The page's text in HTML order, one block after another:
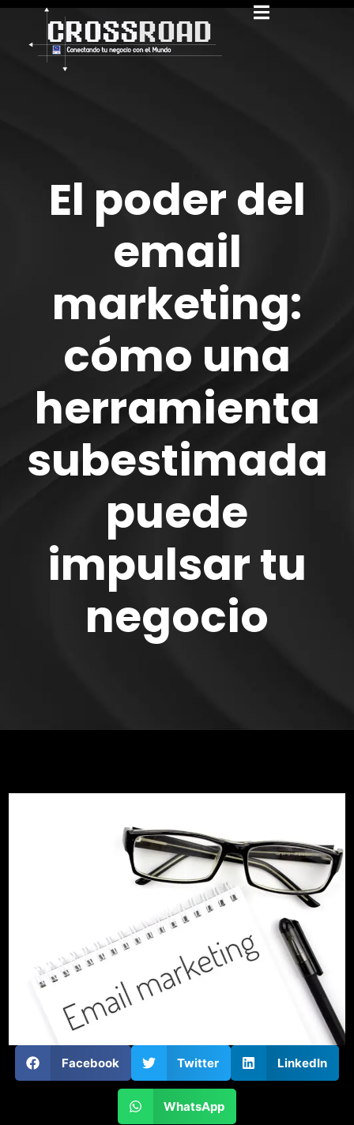
El poder del
email
marketing:
cómo una
herramienta
subestimada
puede
impulsar tu
negocio
Facebook Twitter LinkedIn
WhatsApp